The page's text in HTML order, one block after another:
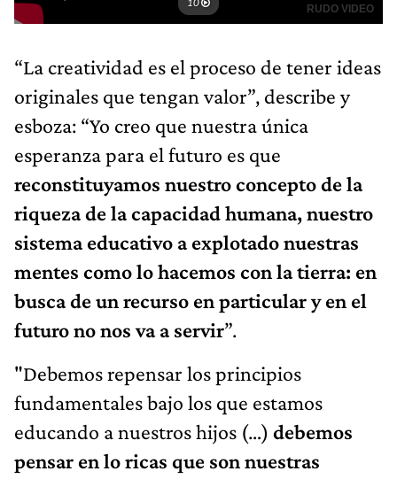
“La creatividad es el proceso de tener ideas
originales que tengan valor”, describe y
esboza: “Yo creo que nuestra única
esperanza para el futuro es que
reconstituyamos nuestro concepto de la
riqueza de la capacidad humana, nuestro
sistema educativo a explotado nuestras
mentes como lo hacemos con la tierra: en
busca de un recurso en particular y en el
futuro no nos va a servir”.
"Debemos repensar los principios
fundamentales bajo los que estamos
educando a nuestros hijos (…) debemos
pensar en lo ricas que son nuestras